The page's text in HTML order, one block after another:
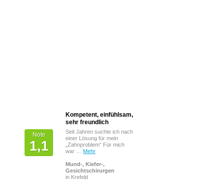
Kompetent, einfühlsam,
sehr freundlich
Seit Jahren suchte ich nach
einer Lösung für mein
„Zahnproblem“ Für mich
war … Mehr
Mund-, Kiefer-,
Gesichtschirurgen
in Krefeld
Note
1,1